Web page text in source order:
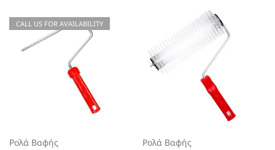
CALL US FOR AVAILABILITY
Ρολά Βαφής Ρολά Βαφής